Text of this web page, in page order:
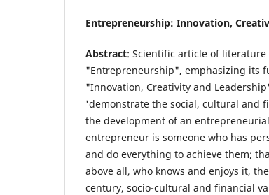
Entrepreneurship: Innovation,
Abstract: Scientific article of
"Entrepreneurship", emphasizing its
"Innovation, Creativity and
'demonstrate the social, cultural and
the development of an
entrepreneur is someone who has
and do everything to achieve them;
above all, who knows and enjoys it,
century, socio-cultural and financial